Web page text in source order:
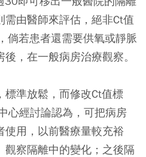
由醫師來評估，絕非Ct值
倘若患者還需要供氧或靜脈
，在一般病房治療觀察。
標準放鬆，而修改Ct值標
心經討論認為，可把病房
用，以前醫療量較充裕
觀察隔離中的變化；之後隔